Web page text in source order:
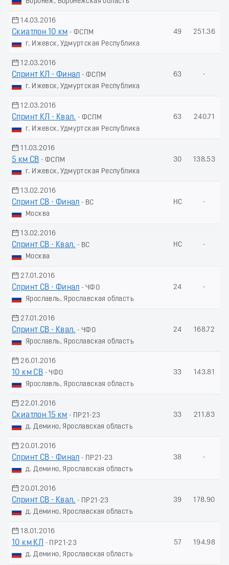
14.03.2016
Скиатлон 10 км - ФСПМ
г. Ижевск, Удмуртская Республика
49 251.36
12.03.2016
Спринт КЛ - Финал - ФСПМ
г. Ижевск, Удмуртская Республика
63 -
12.03.2016
Спринт КЛ - Квал. - ФСПМ
г. Ижевск, Удмуртская Республика
63 240.71
11.03.2016
5 км СВ - ФСПМ
г. Ижевск, Удмуртская Республика
30 138.53
13.02.2016
Спринт СВ - Финал - ВС
Москва
НС -
13.02.2016
Спринт СВ - Квал. - ВС
Москва
НС -
27.01.2016
Спринт СВ - Финал - ЧФО
Ярославль, Ярославская область
24 -
27.01.2016
Спринт СВ - Квал. - ЧФО
Ярославль, Ярославская область
24 168.72
26.01.2016
10 км СВ - ЧФО
Ярославль, Ярославская область
33 143.81
22.01.2016
Скиатлон 15 км - ПР21-23
д. Демино, Ярославская область
33 211.83
20.01.2016
Спринт СВ - Финал - ПР21-23
д. Демино, Ярославская область
38 -
20.01.2016
Спринт СВ - Квал. - ПР21-23
д. Демино, Ярославская область
39 178.90
18.01.2016
10 км КЛ
- ПР21-23
д. Демино, Ярославская область
57 194.98